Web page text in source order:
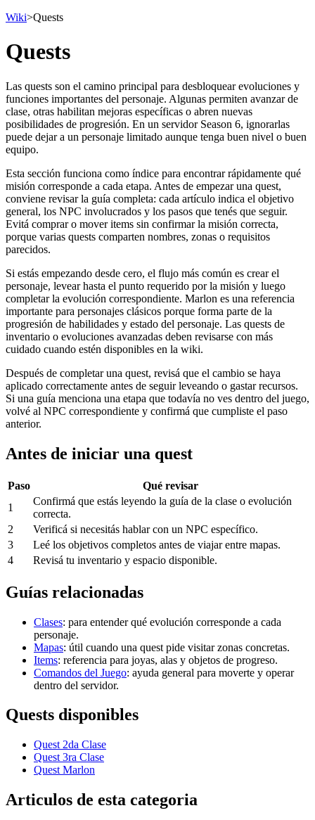
Wiki>Quests
Quests
Las quests son el camino principal para desbloquear evoluciones y
funciones importantes del personaje. Algunas permiten avanzar de
clase, otras habilitan mejoras específicas o abren nuevas
posibilidades de progresión. En un servidor Season 6, ignorarlas
puede dejar a un personaje limitado aunque tenga buen nivel o buen
equipo.
Esta sección funciona como índice para encontrar rápidamente qué
misión corresponde a cada etapa. Antes de empezar una quest,
conviene revisar la guía completa: cada artículo indica el objetivo
general, los NPC involucrados y los pasos que tenés que seguir.
Evitá comprar o mover items sin confirmar la misión correcta,
porque varias quests comparten nombres, zonas o requisitos
parecidos.
Si estás empezando desde cero, el flujo más común es crear el
personaje, levear hasta el punto requerido por la misión y luego
completar la evolución correspondiente. Marlon es una referencia
importante para personajes clásicos porque forma parte de la
progresión de habilidades y estado del personaje. Las quests de
inventario o evoluciones avanzadas deben revisarse con más
cuidado cuando estén disponibles en la wiki.
Después de completar una quest, revisá que el cambio se haya
aplicado correctamente antes de seguir leveando o gastar recursos.
Si una guía menciona una etapa que todavía no ves dentro del juego,
volvé al NPC correspondiente y confirmá que cumpliste el paso
anterior.
Antes de iniciar una quest
Paso
Qué revisar
1
Confirmá que estás leyendo la guía de la clase o evolución
correcta.
2
Verificá si necesitás hablar con un NPC específico.
3
Leé los objetivos completos antes de viajar entre mapas.
4
Revisá tu inventario y espacio disponible.
Guías relacionadas
Clases: para entender qué evolución corresponde a cada
personaje.
Mapas: útil cuando una quest pide visitar zonas concretas.
Items: referencia para joyas, alas y objetos de progreso.
Comandos del Juego: ayuda general para moverte y operar
dentro del servidor.
Quests disponibles
Quest 2da Clase
Quest 3ra Clase
Quest Marlon
Articulos de esta categoria